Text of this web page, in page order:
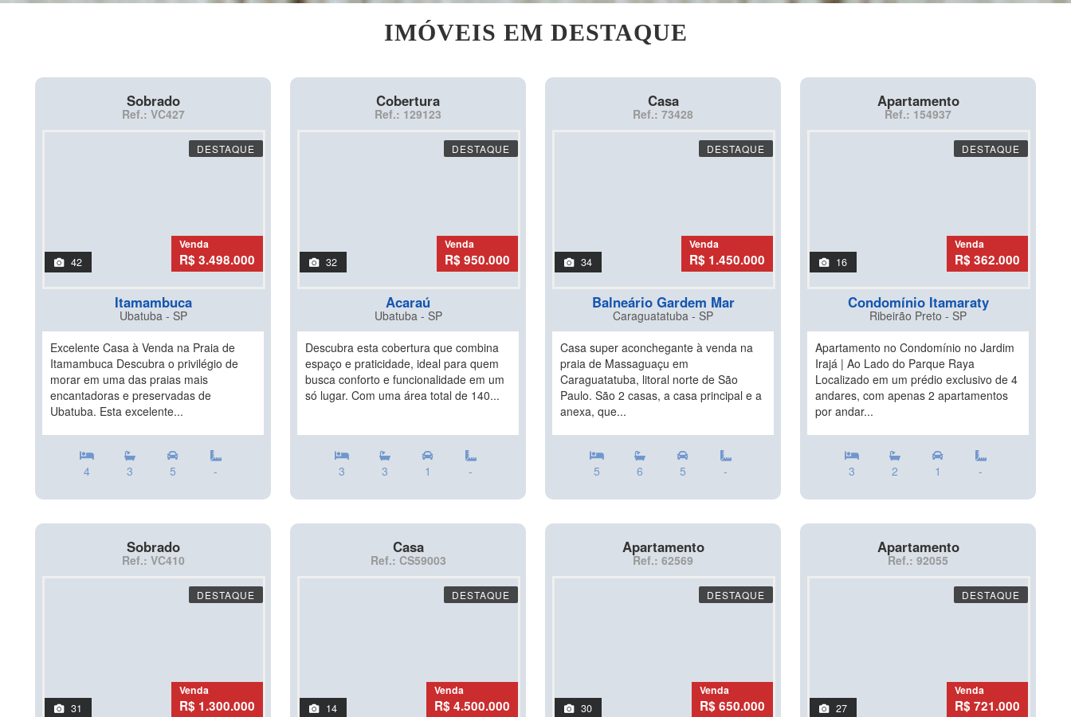
IMÓVEIS EM DESTAQUE
Sobrado
Ref.: VC427
DESTAQUE
42
Venda
R$ 3.498.000
Itamambuca
Ubatuba - SP
Excelente Casa à Venda na Praia de
Itamambuca Descubra o privilégio de
morar em uma das praias mais
encantadoras e preservadas de
Ubatuba. Esta excelente...
4 3 5 -
Cobertura
Ref.: 129123
DESTAQUE
32
Venda
R$ 950.000
Acaraú
Ubatuba - SP
Descubra esta cobertura que combina
espaço e praticidade, ideal para quem
busca conforto e funcionalidade em um
só lugar. Com uma área total de 140...
3 3 1 -
Casa
Ref.: 73428
DESTAQUE
34
Venda
R$ 1.450.000
Balneário Gardem Mar
Caraguatatuba - SP
Casa super aconchegante à venda na
praia de Massaguaçu em
Caraguatatuba, litoral norte de São
Paulo. São 2 casas, a casa principal e a
anexa, que...
5 6 5 -
Apartamento
Ref.: 154937
DESTAQUE
16
Venda
R$ 362.000
Condomínio Itamaraty
Ribeirão Preto - SP
Apartamento no Condomínio no Jardim
Irajá | Ao Lado do Parque Raya
Localizado em um prédio exclusivo de 4
andares, com apenas 2 apartamentos
por andar...
3 2 1 -
Sobrado
Ref.: VC410
DESTAQUE
31
Venda
R$ 1.300.000
Casa
Ref.: CS59003
DESTAQUE
14
Venda
R$ 4.500.000
Apartamento
Ref.: 62569
DESTAQUE
30
Venda
R$ 650.000
Apartamento
Ref.: 92055
DESTAQUE
27
Venda
R$ 721.000